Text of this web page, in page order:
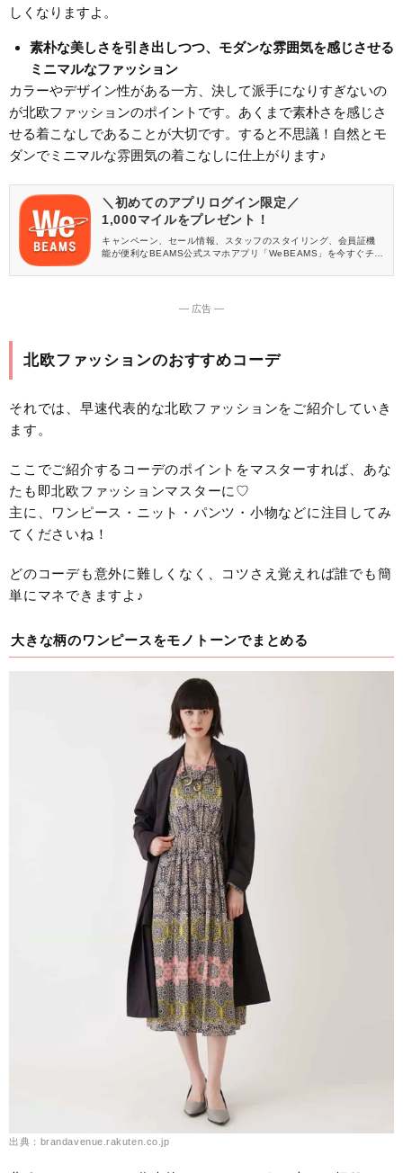
しくなりますよ。
素朴な美しさを引き出しつつ、モダンな雰囲気を感じさせる
ミニマルなファッション
カラーやデザイン性がある一方、決して派手になりすぎないの
が北欧ファッションのポイントです。あくまで素朴さを感じさ
せる着こなしであることが大切です。すると不思議！自然とモ
ダンでミニマルな雰囲気の着こなしに仕上がります♪
＼初めてのアプリログイン限定／
1,000マイルをプレゼント！
キャンペーン、セール情報、スタッフのスタイリング、会員証機
能が便利なBEAMS公式スマホアプリ「WeBEAMS」を今すぐチェ
― 広告 ―
北欧ファッションのおすすめコーデ
それでは、早速代表的な北欧ファッションをご紹介していき
ます。
ここでご紹介するコーデのポイントをマスターすれば、あな
たも即北欧ファッションマスターに♡
主に、ワンピース・ニット・パンツ・小物などに注目してみ
てくださいね！
どのコーデも意外に難しくなく、コツさえ覚えれば誰でも簡
単にマネできますよ♪
大きな柄のワンピースをモノトーンでまとめる
出典：brandavenue.rakuten.co.jp